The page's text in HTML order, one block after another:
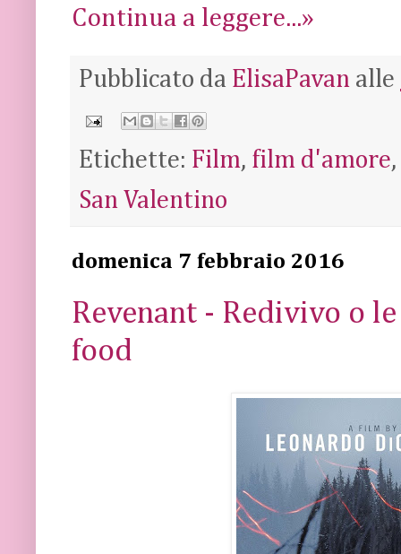
Continua a leggere...»
Pubblicato da ElisaPavan alle
Etichette: Film, film d'amore,
San Valentino
domenica 7 febbraio 2016
Revenant - Redivivo o
food